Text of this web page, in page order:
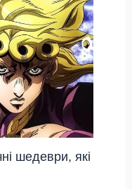
шедеври, які